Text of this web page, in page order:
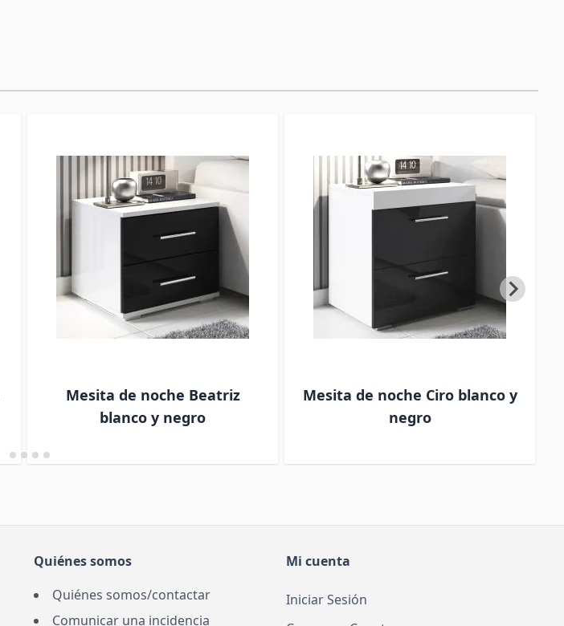
Mesita de noche Beatriz
blanco y negro
Mesita de noche Ciro blanco y
negro
Quiénes somos
Quiénes somos/contactar
Comunicar una incidencia
Mi cuenta
Iniciar Sesión